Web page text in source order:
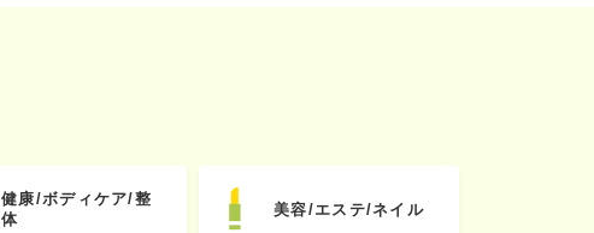
健康/ボディケア/整
体
美容/エステ/ネイル